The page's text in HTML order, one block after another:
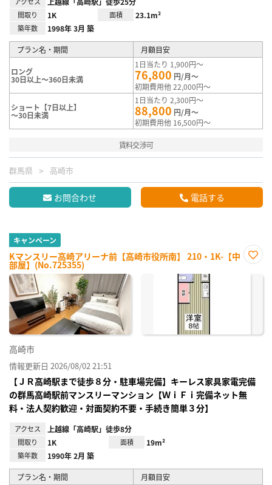
間取り 1K 面積 23.1m²
築年数 1998年 3月 築
プラン名・期間 月額目安
ロング
30日以上～360日未満
1日当たり 1,900円～
76,800 円/月～
初期費用他 22,000円～
ショート【7日以上】
～30日未満
1日当たり 2,300円～
88,800 円/月～
初期費用他 16,500円～
賃料交渉可
群馬県 高崎市
お問合わせ 電話する
キャンペーン
Kマンスリー高崎アリーナ前【高崎市役所南】 210・1K-【中
部屋】(No.725355)
に入
高崎市
情報更新日 2026/08/02 21:51
【ＪＲ高崎駅まで徒歩８分・駐車場完備】キーレス家具家電完備
の群馬高崎駅前マンスリーマンション【ＷｉＦｉ完備ネット無
料・法人契約歓迎・対面契約不要・手続き簡単３分】
アクセス 上越線「高崎駅」徒歩8分
間取り 1K 面積 19m²
築年数 1990年 2月 築
プラン名・期間 月額目安